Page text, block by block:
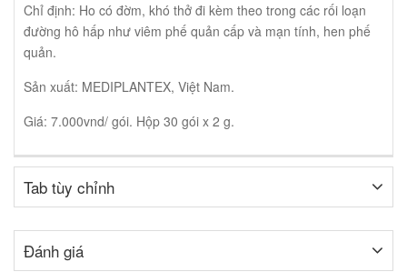
Chỉ định: Ho có đờm, khó thở đi kèm theo trong các rối loạn
đường hô hấp như viêm phế quản cấp và mạn tính, hen phế
quản.
Sản xuất: MEDIPLANTEX, Việt Nam.
Giá: 7.000vnd/ gói. Hộp 30 gói x 2 g.
Tab tùy chỉnh
Đánh giá